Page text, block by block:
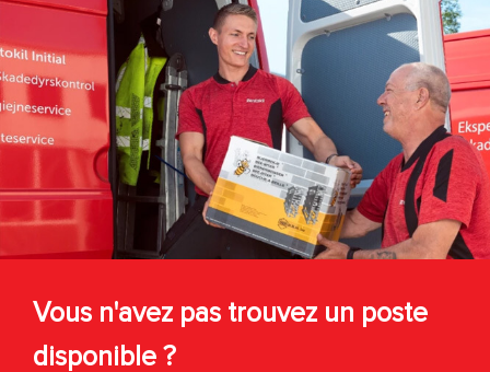
Vous n'avez pas trouvez un poste
disponible ?